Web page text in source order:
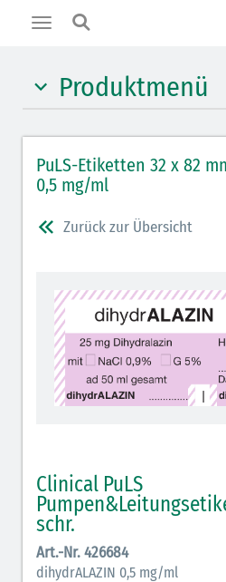
Toggle
Produktmenü
Benzodiazepine (orange)
Muskelrelaxantien (weiß-rot):
Muskelrelaxans Antagonisten
Opiate/Opioide (hellblau)
Lokalanästhetika (grau)
Vasopressoren (hellviolett)
Antihypertonika/
Antiemetika (salmon)
Verschiedene Medikamente
Antikoagulantien (hellgrau/
PuLS-Etiketten 32 x 82
0,5 mg/ml
Zurück zur Übersicht
Clinical PuLS
schr.
Art.-Nr. 426684
dihydrALAZIN 0,5 mg/ml